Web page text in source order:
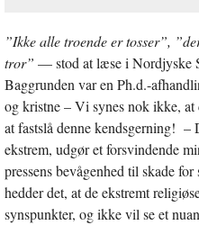
”Ikke alle troende er tosser”,
tror” — stod at læse i Nordjyske
Baggrunden var en Ph.d.-
og kristne – Vi synes nok ikke,
at fastslå denne kendsgerning! –
ekstrem, udgør et forsvindende
pressens bevågenhed til skade
hedder det, at de ekstremt
synspunkter, og ikke vil se et